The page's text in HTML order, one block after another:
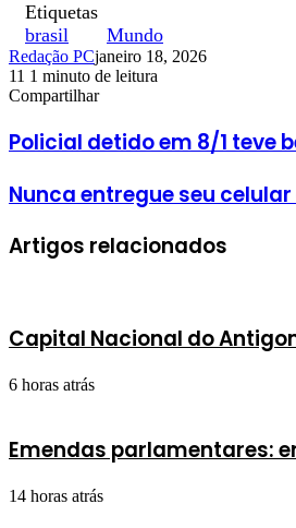
Etiquetas
brasil
Mundo
Redação PCjaneiro 18, 2026
11 1 minuto de leitura
Facebook
X
Linkedin
Pinterest
WhatsApp
Telegram
Compartilhar
Policial detido em 8/1 teve
Nunca entregue seu
Artigos relacionados
Capital Nacional do
6 horas atrás
Emendas parlamentares:
14 horas atrás